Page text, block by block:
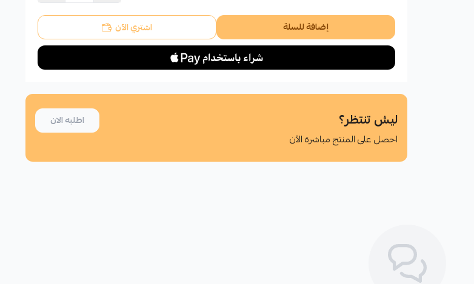
إضافة للسلة اشتري الآن
ليش تنتظر؟
احصل على المنتج مباشرة الآن
اطلبه الان